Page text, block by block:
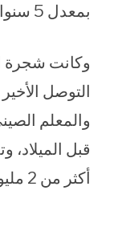
بمعدل 5 سنوات.
وكانت شجرة
التوصل
أكثر من 2 مليون عضو.